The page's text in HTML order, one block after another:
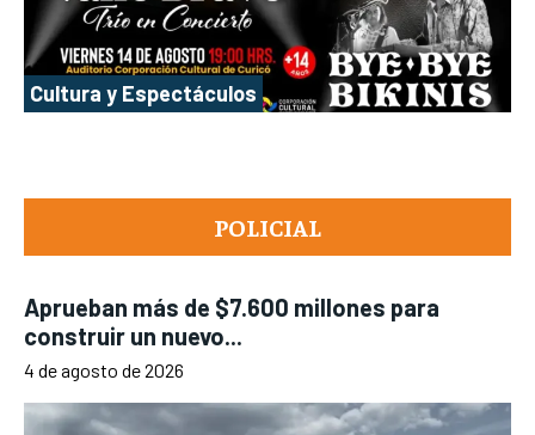
POLICIAL
Aprueban más de $7.600 millones para
construir un nuevo...
4 de agosto de 2026
Cultura y Espectáculos